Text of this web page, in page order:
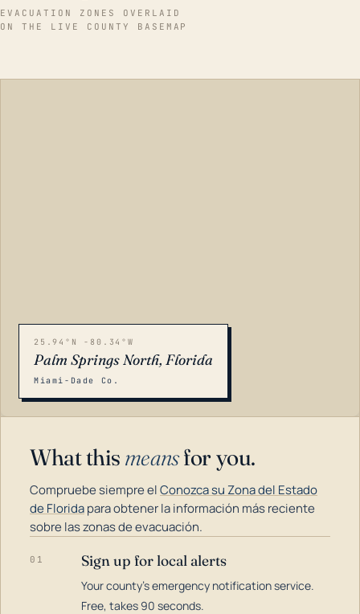
EVACUATION ZONES OVERLAID
ON THE LIVE COUNTY BASEMAP
25.94°N -80.34°W
Palm Springs North, Florida
Miami-Dade Co.
What this meansfor you.
Compruebe siempre elConozca su Zona del Estado
de Floridapara obtener la información más reciente
sobre las zonas de evacuación.
01 Sign up for local alerts
Your county's emergency notification service.
Free, takes 90 seconds.